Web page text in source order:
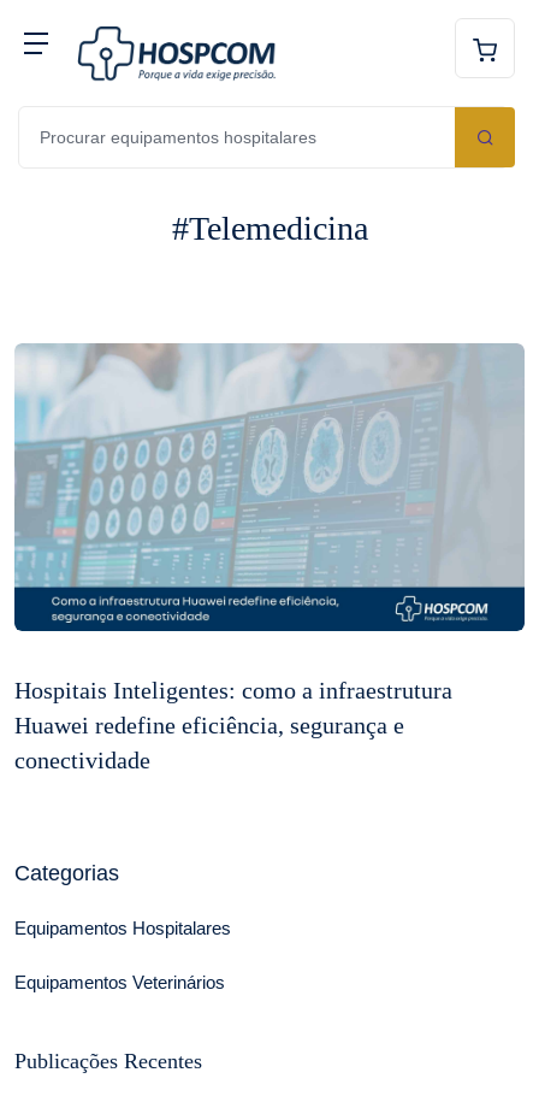
#Telemedicina
Hospitais Inteligentes: como a infraestrutura
Huawei redefine eficiência, segurança e
conectividade
Categorias
Equipamentos Hospitalares
Equipamentos Veterinários
Publicações Recentes